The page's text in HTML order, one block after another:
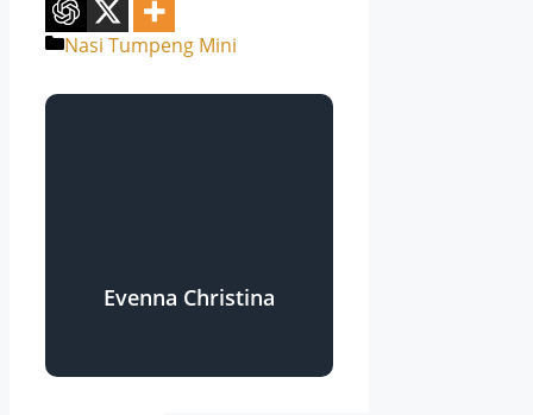
Nasi Tumpeng Mini
Evenna Christina